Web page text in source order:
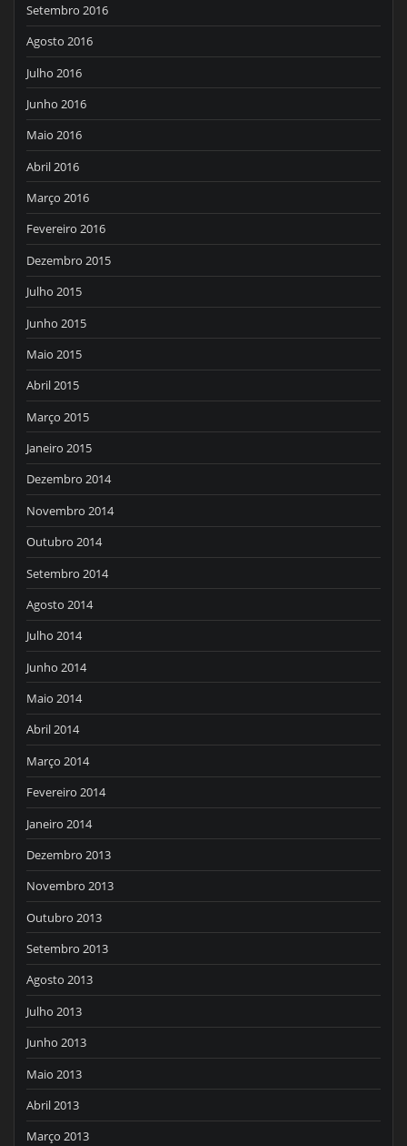
Setembro 2016
Agosto 2016
Julho 2016
Junho 2016
Maio 2016
Abril 2016
Março 2016
Fevereiro 2016
Dezembro 2015
Julho 2015
Junho 2015
Maio 2015
Abril 2015
Março 2015
Janeiro 2015
Dezembro 2014
Novembro 2014
Outubro 2014
Setembro 2014
Agosto 2014
Julho 2014
Junho 2014
Maio 2014
Abril 2014
Março 2014
Fevereiro 2014
Janeiro 2014
Dezembro 2013
Novembro 2013
Outubro 2013
Setembro 2013
Agosto 2013
Julho 2013
Junho 2013
Maio 2013
Abril 2013
Março 2013